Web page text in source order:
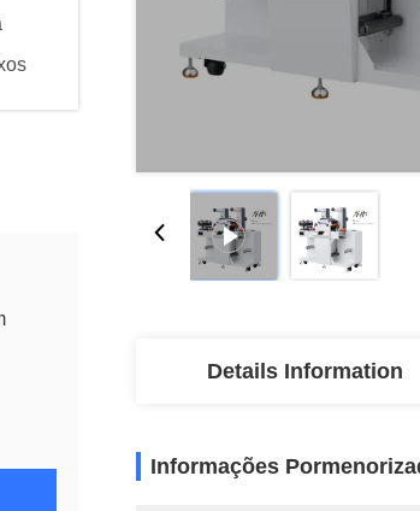
Details Information
Informações